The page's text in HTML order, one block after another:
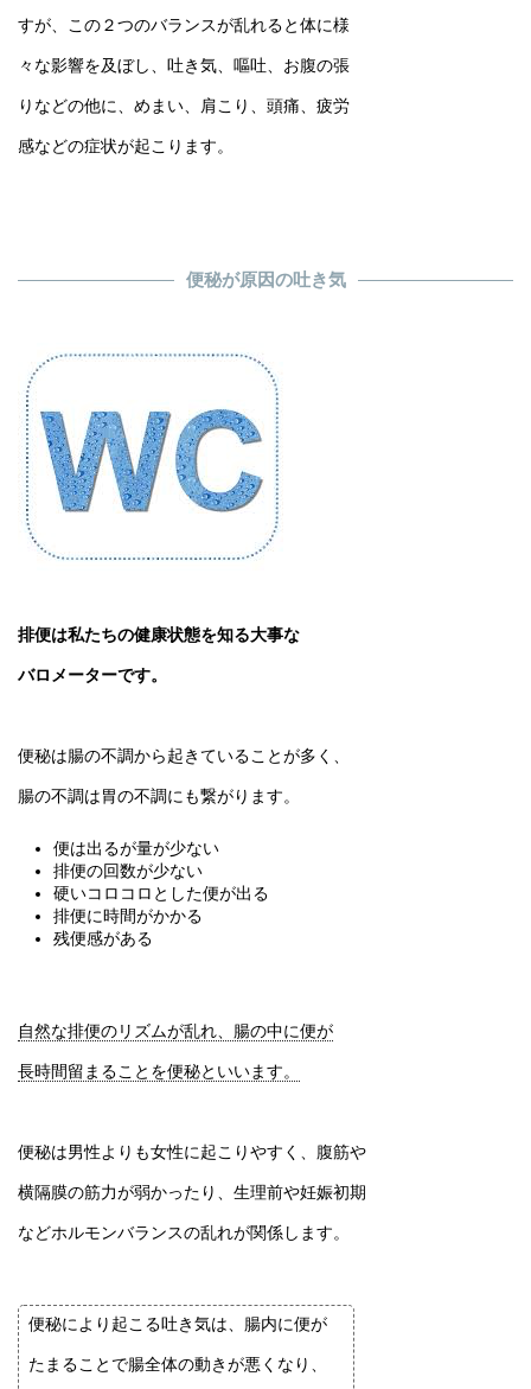
すが、この２つのバランスが乱れると体に様
々な影響を及ぼし、吐き気、嘔吐、お腹の張
りなどの他に、めまい、肩こり、頭痛、疲労
感などの症状が起こります。
便秘が原因の吐き気
排便は私たちの健康状態を知る大事な
バロメーターです。
便秘は腸の不調から起きていることが多く、
腸の不調は胃の不調にも繋がります。
便は出るが量が少ない
排便の回数が少ない
硬いコロコロとした便が出る
排便に時間がかかる
残便感がある
自然な排便のリズムが乱れ、腸の中に便が
長時間留まることを便秘といいます。
便秘は男性よりも女性に起こりやすく、腹筋や
横隔膜の筋力が弱かったり、生理前や妊娠初期
などホルモンバランスの乱れが関係します。
便秘により起こる吐き気は、腸内に便が
たまることで腸全体の動きが悪くなり、